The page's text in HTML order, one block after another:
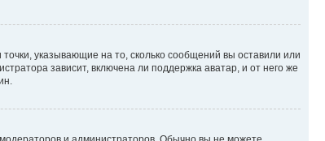
указывающие на то, сколько сообщений вы оставили или
зависит, включена ли поддержка аватар, и от него же